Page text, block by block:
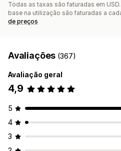
Todas as taxas são faturadas em
base na utilização são faturadas a
de preços
Avaliações (367)
Avaliação geral
4,9
5
4
3